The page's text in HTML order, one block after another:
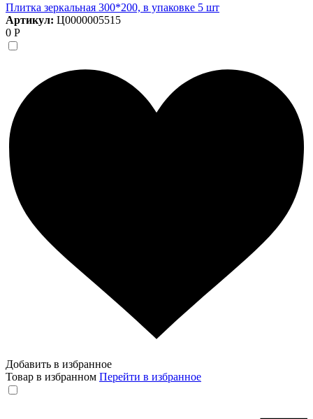
Плитка зеркальная 300*200, в упаковке 5 шт
Артикул: Ц0000005515
0 Р
Добавить в избранное
Товар в избранном Перейти в избранное